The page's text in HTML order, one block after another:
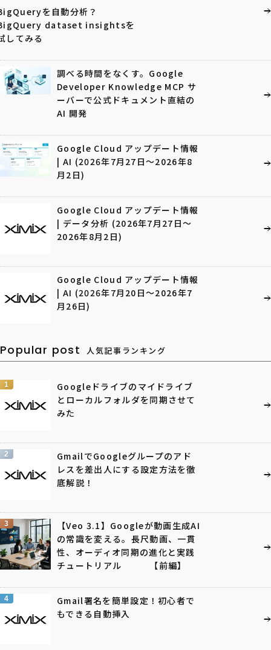
を自動分析？
dataset insightsを
してみる
調べる時間をなくす。Google
Developer Knowledge MCP サ
ーバーで公式ドキュメント直結の
AI 開発
Google Cloud アップデート情報
| AI (2026年7月27日〜2026年8
月2日)
Google Cloud アップデート情報
| データ分析 (2026年7月27日〜
2026年8月2日)
Google Cloud アップデート情報
| AI (2026年7月20日〜2026年7
月26日)
Popular post 人気記事ランキング
1
Googleドライブのマイドライブ
とローカルフォルダを同期させて
みた
2
GmailでGoogleグループのアド
レスを差出人にする設定方法を徹
底解説！
3
【Veo 3.1】Googleが動画生成AI
の常識を変える。長尺動画、一貫
性、オーディオ同期の進化と実践
チュートリアル 【前編】
4
Gmail署名を簡単設定！初心者で
もできる自動挿入